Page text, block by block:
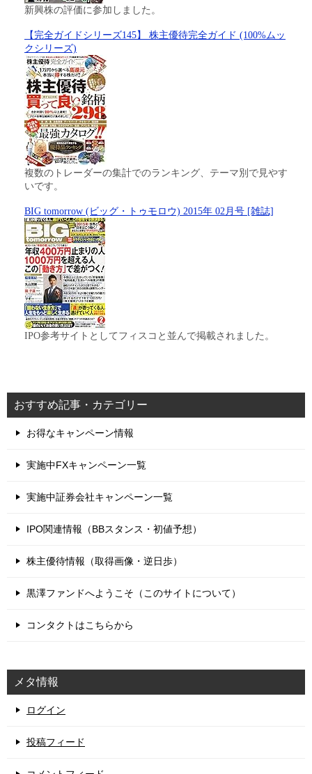
新興株の評価に参加しました。
【完全ガイドシリーズ145】 株主優待完全ガイド (100%ムッ
クシリーズ)
複数のトレーダーの集計でのランキング、テーマ別で見やす
いです。
BIG tomorrow (ビッグ・トゥモロウ) 2015年 02月号 [雑誌]
IPO参考サイトとしてフィスコと並んで掲載されました。
おすすめ記事・カテゴリー
お得なキャンペーン情報
実施中FXキャンペーン一覧
実施中証券会社キャンペーン一覧
IPO関連情報（BBスタンス・初値予想）
株主優待情報（取得画像・逆日歩）
黒澤ファンドへようこそ（このサイトについて）
コンタクトはこちらから
メタ情報
ログイン
投稿フィード